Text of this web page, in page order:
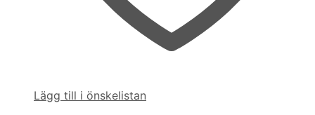
Lägg till i önskelistan